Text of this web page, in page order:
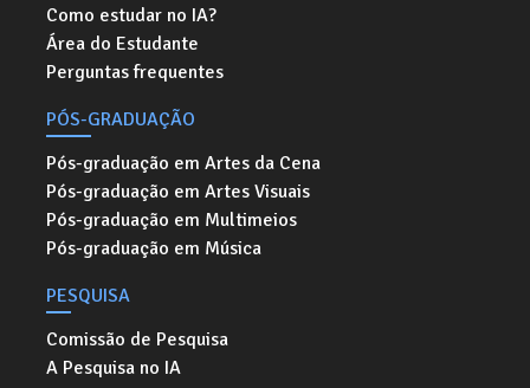
Como estudar no IA?
Área do Estudante
Perguntas frequentes
PÓS-GRADUAÇÃO
Pós-graduação em Artes da Cena
Pós-graduação em Artes Visuais
Pós-graduação em Multimeios
Pós-graduação em Música
PESQUISA
Comissão de Pesquisa
A Pesquisa no IA